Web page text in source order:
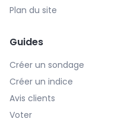
Plan du site
Guides
Créer un sondage
Créer un indice
Avis clients
Voter